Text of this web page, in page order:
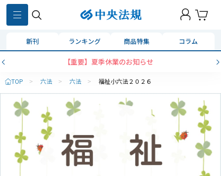
新刊 ランキング 商品特集 コラム
【重要】夏季休業のお知らせ
TOP > 六法 > 六法 > 福祉小六法２０２６